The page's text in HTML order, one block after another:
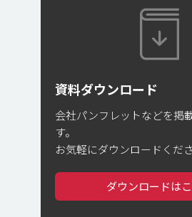
資料ダウンロード
会社パンフレットなどを掲
す。
お気軽にダウンロードくださ
ダウンロードは